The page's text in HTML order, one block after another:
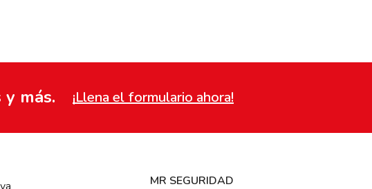
más. ¡Llena el formulario ahora!
MR SEGURIDAD